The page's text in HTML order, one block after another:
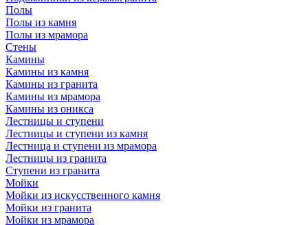
Полы
Полы из камня
Полы из мрамора
Стены
Камины
Камины из камня
Камины из гранита
Камины из мрамора
Камины из оникса
Лестницы и ступени
Лестницы и ступени из камня
Лестница и ступени из мрамора
Лестницы из гранита
Ступени из гранита
Мойки
Мойки из искусственного камня
Мойки из гранита
Мойки из мрамора